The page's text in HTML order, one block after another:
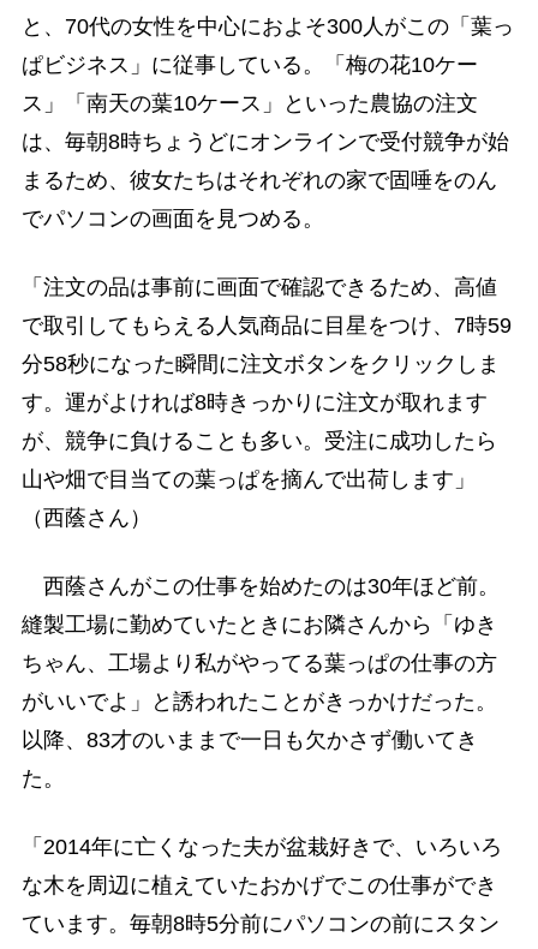
と、70代の女性を中心におよそ300人がこの「葉っ
ぱビジネス」に従事している。「梅の花10ケー
ス」「南天の葉10ケース」といった農協の注文
は、毎朝8時ちょうどにオンラインで受付競争が始
まるため、彼女たちはそれぞれの家で固唾をのん
でパソコンの画面を見つめる。
「注文の品は事前に画面で確認できるため、高値
で取引してもらえる人気商品に目星をつけ、7時59
分58秒になった瞬間に注文ボタンをクリックしま
す。運がよければ8時きっかりに注文が取れます
が、競争に負けることも多い。受注に成功したら
山や畑で目当ての葉っぱを摘んで出荷します」
（西蔭さん）
西蔭さんがこの仕事を始めたのは30年ほど前。
縫製工場に勤めていたときにお隣さんから「ゆき
ちゃん、工場より私がやってる葉っぱの仕事の方
がいいでよ」と誘われたことがきっかけだった。
以降、83才のいままで一日も欠かさず働いてき
た。
「2014年に亡くなった夫が盆栽好きで、いろいろ
な木を周辺に植えていたおかげでこの仕事ができ
ています。毎朝8時5分前にパソコンの前にスタン